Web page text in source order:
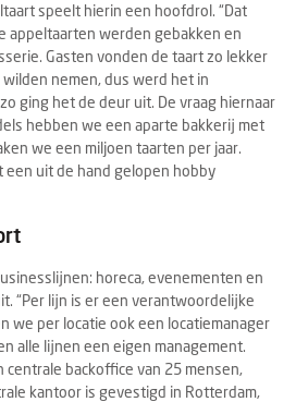
speelt hierin een hoofdrol. “Dat
appeltaarten werden gebakken en
Gasten vonden de taart zo lekker
nemen, dus werd het in
ging het de deur uit. De vraag hiernaar
hebben we een aparte bakkerij met
we een miljoen taarten per jaar.
een uit de hand gelopen hobby
horeca, evenementen en
“Per lijn is er een verantwoordelijke
we per locatie ook een locatiemanager
alle lijnen een eigen management.
backoffice van 25 mensen,
kantoor is gevestigd in Rotterdam,